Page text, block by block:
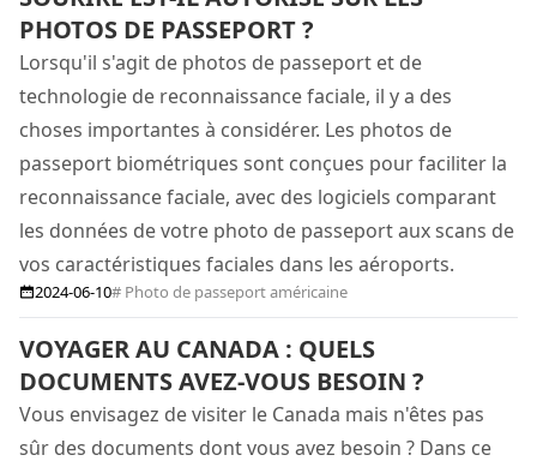
PHOTOS DE PASSEPORT ?
Lorsqu'il s'agit de photos de passeport et de
technologie de reconnaissance faciale, il y a des
choses importantes à considérer. Les photos de
passeport biométriques sont conçues pour faciliter la
reconnaissance faciale, avec des logiciels comparant
les données de votre photo de passeport aux scans de
vos caractéristiques faciales dans les aéroports.
2024-06-10# Photo de passeport américaine
VOYAGER AU CANADA : QUELS
DOCUMENTS AVEZ-VOUS BESOIN ?
Vous envisagez de visiter le Canada mais n'êtes pas
sûr des documents dont vous avez besoin ? Dans ce